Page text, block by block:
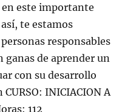
este importante
así, te estamos
responsables
de aprender un
con su desarrollo
INICIACION A
112